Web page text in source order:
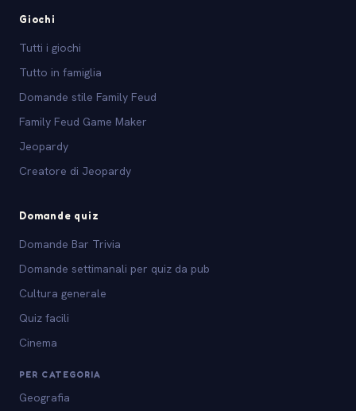
Giochi
Tutti i giochi
Tutto in famiglia
Domande stile Family Feud
Family Feud Game Maker
Jeopardy
Creatore di Jeopardy
Domande quiz
Domande Bar Trivia
Domande settimanali per quiz da pub
Cultura generale
Quiz facili
Cinema
PER CATEGORIA
Geografia